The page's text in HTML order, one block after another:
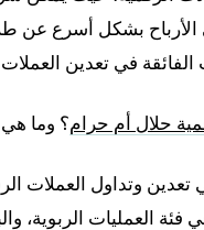
بشكل أسرع عن
في تعدين
حلال أم حرام؟ وما هي
تعدين وتداول العملات
فئة العمليات الربوية،